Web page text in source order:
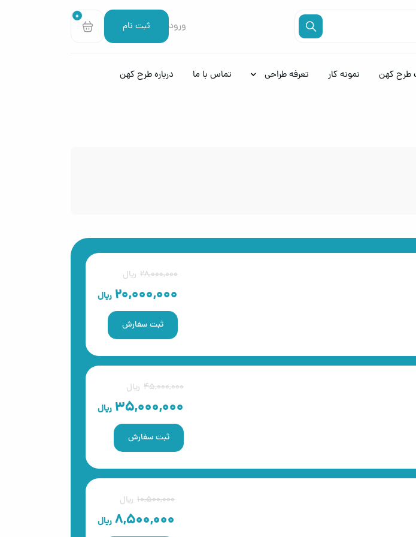
ورود ثبت نام
0
طرح کهن نمونه کار تعرفه طراحی تماس با ما درباره طرح کهن
28,000,000 ریال
20,000,000 ریال
ثبت سفارش
45,000,000 ریال
35,000,000 ریال
ثبت سفارش
10,500,000 ریال
8,500,000 ریال